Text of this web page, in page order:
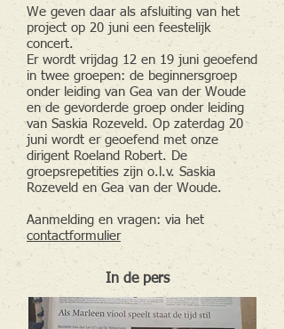
We geven daar als afsluiting van het
project op 20 juni een feestelijk
concert.
Er wordt vrijdag 12 en 19 juni geoefend
in twee groepen: de beginnersgroep
onder leiding van Gea van der Woude
en de gevorderde groep onder leiding
van Saskia Rozeveld. Op zaterdag 20
juni wordt er geoefend met onze
dirigent Roeland Robert. De
groepsrepetities zijn o.l.v. Saskia
Rozeveld en Gea van der Woude.
Aanmelding en vragen: via het
contactformulier
In de pers